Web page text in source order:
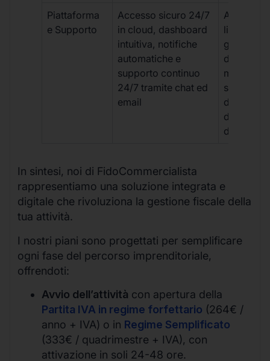
Piattaforma
e Supporto
Accesso sicuro 24/7
in cloud, dashboard
intuitiva, notifiche
automatiche e
supporto continuo
24/7 tramite chat ed
email
Accesso
limitato,
gestione
manuale,
supporto
durante
d’ufficio.
In sintesi, noi di FidoCommercialista
rappresentiamo una soluzione integrata e
digitale che rivoluziona la gestione fiscale della
tua attività.
I nostri piani sono progettati per semplificare
ogni fase del percorso imprenditoriale,
offrendoti:
Avvio dell’attività con apertura della
Partita IVA in regime forfettario (264€ /
anno + IVA) o in Regime Semplificato
(333€ / quadrimestre + IVA), con
attivazione in soli 24-48 ore.